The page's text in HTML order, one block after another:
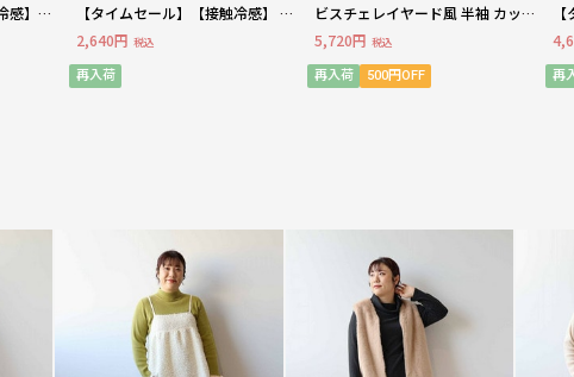
感】ベ
【タイムセール】【接触冷感】 デ
ニム調 レギンス 大きいサイズレ
ディース
2,640円 税込
再入荷
ビスチェレイヤード風 半袖 カット
ソー LL/3L/4L/5L/6L MB mint
breezeミントブリーズ
5,720円 税込
再入荷 500円OFF
シ
再